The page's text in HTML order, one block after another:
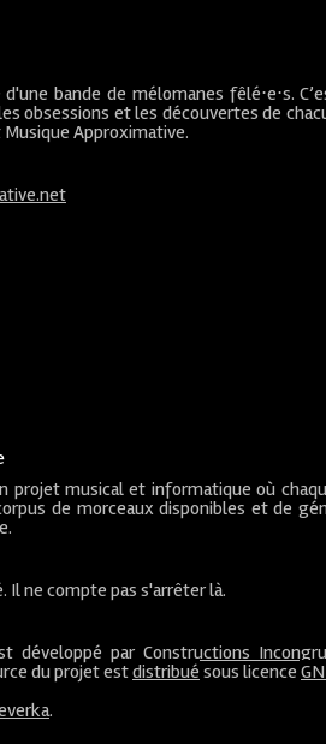
bande de mélomanes fêlé⋅e⋅s.
obsessions et les découvertes de
Musique Approximative.
projet musical et informatique où
de morceaux disponibles et de
Il ne compte pas s'arrêter là.
développé parConstructions
du projet estdistribué sous licence
.